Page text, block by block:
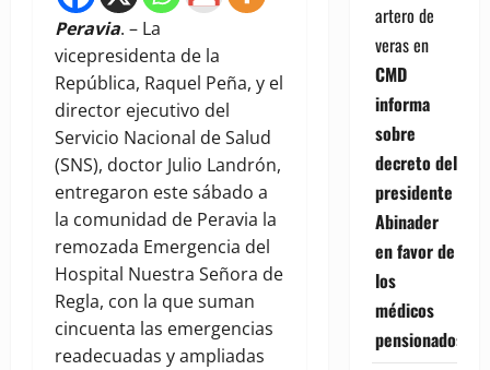
Peravia. – La
vicepresidenta de la
República, Raquel Peña, y el
director ejecutivo del
Servicio Nacional de Salud
(SNS), doctor Julio Landrón,
entregaron este sábado a
la comunidad de Peravia la
remozada Emergencia del
Hospital Nuestra Señora de
Regla, con la que suman
cincuenta las emergencias
readecuadas y ampliadas
artero de
verasen
CMD
informa
sobre
decreto del
presidente
Abinader
en favor de
los
médicos
pensionados